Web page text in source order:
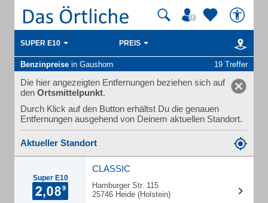
SUPER E10 PREIS
Benzinpreise in Gaushorn 19 Treffer
Die hier angezeigten Entfernungen beziehen sich auf
den Ortsmittelpunkt.
Durch Klick auf den Button erhältst Du die genauen
Entfernungen ausgehend von Deinem aktuellen Standort.
Aktueller Standort
Super E10
CLASSIC
Hamburger Str. 115
25746 Heide (Holstein)